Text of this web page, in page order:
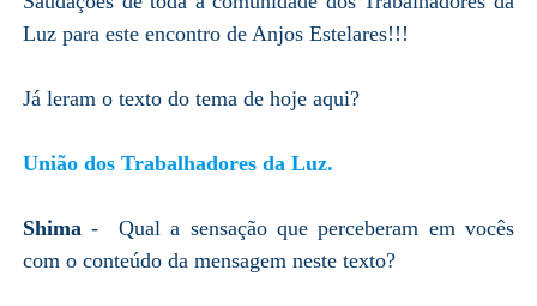
Luz para este encontro de Anjos Estelares!!!
Já leram o texto do tema de hoje aqui?
União dos Trabalhadores da Luz.
Shima - Qual a sensação que perceberam em vocês
com o conteúdo da mensagem neste texto?